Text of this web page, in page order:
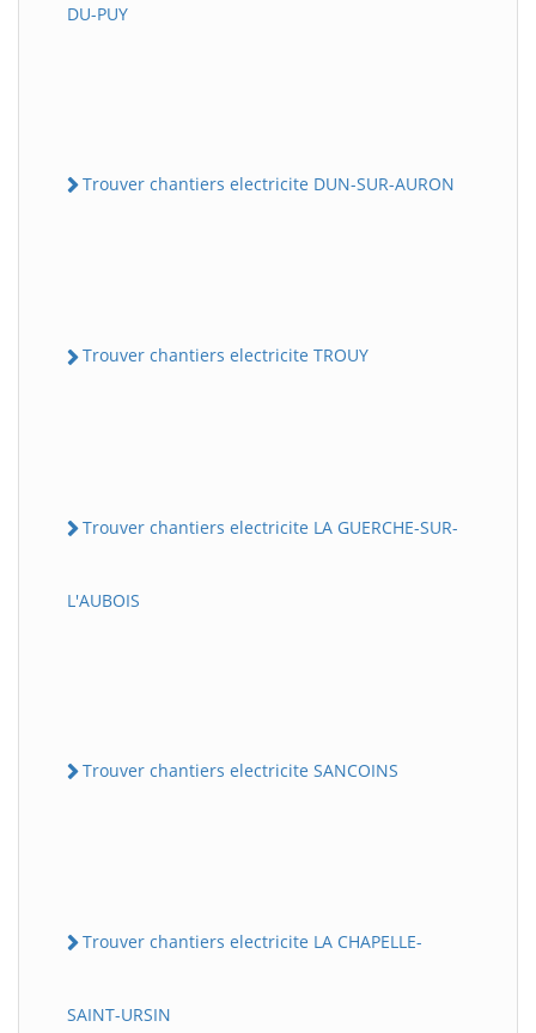
DU-PUY
Trouver chantiers electricite DUN-SUR-AURON
Trouver chantiers electricite TROUY
Trouver chantiers electricite LA GUERCHE-SUR-
L'AUBOIS
Trouver chantiers electricite SANCOINS
Trouver chantiers electricite LA CHAPELLE-
SAINT-URSIN